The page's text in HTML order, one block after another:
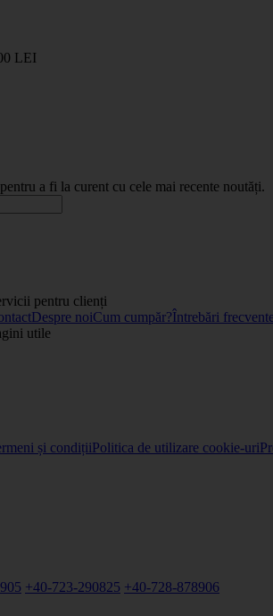
LEI
a fi la curent cu cele mai recente noutăți.
pentru clienți
Despre noiCum cumpăr?Întrebări
utile
și condițiiPolitica de utilizare cookie-uri
+40-723-290825 +40-728-878906